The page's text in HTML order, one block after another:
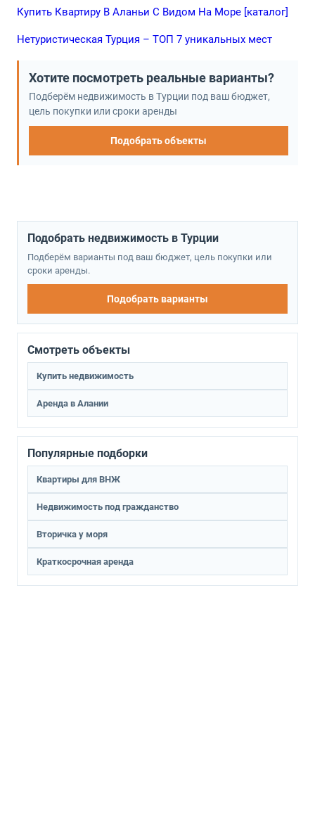
Купить Квартиру В Аланьи С Видом На Море [каталог]
Нетуристическая Турция – ТОП 7 уникальных мест
Хотите посмотреть реальные варианты?
Подберём недвижимость в Турции под ваш бюджет,
цель покупки или сроки аренды
Подобрать объекты
Подобрать недвижимость в Турции
Подберём варианты под ваш бюджет, цель покупки или
сроки аренды.
Подобрать варианты
Смотреть объекты
Купить недвижимость
Аренда в Алании
Популярные подборки
Квартиры для ВНЖ
Недвижимость под гражданство
Вторичка у моря
Краткосрочная аренда